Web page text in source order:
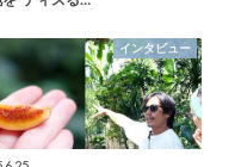
インタビュー